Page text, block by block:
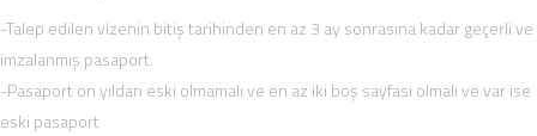
-Talep edilen vizenin bitiş tarihinden en az 3 ay sonrasına kadar geçerli ve
imzalanmış pasaport.
-Pasaport on yıldan eski olmamalı ve en az iki boş sayfası olmalı ve var ise
eski pasaport